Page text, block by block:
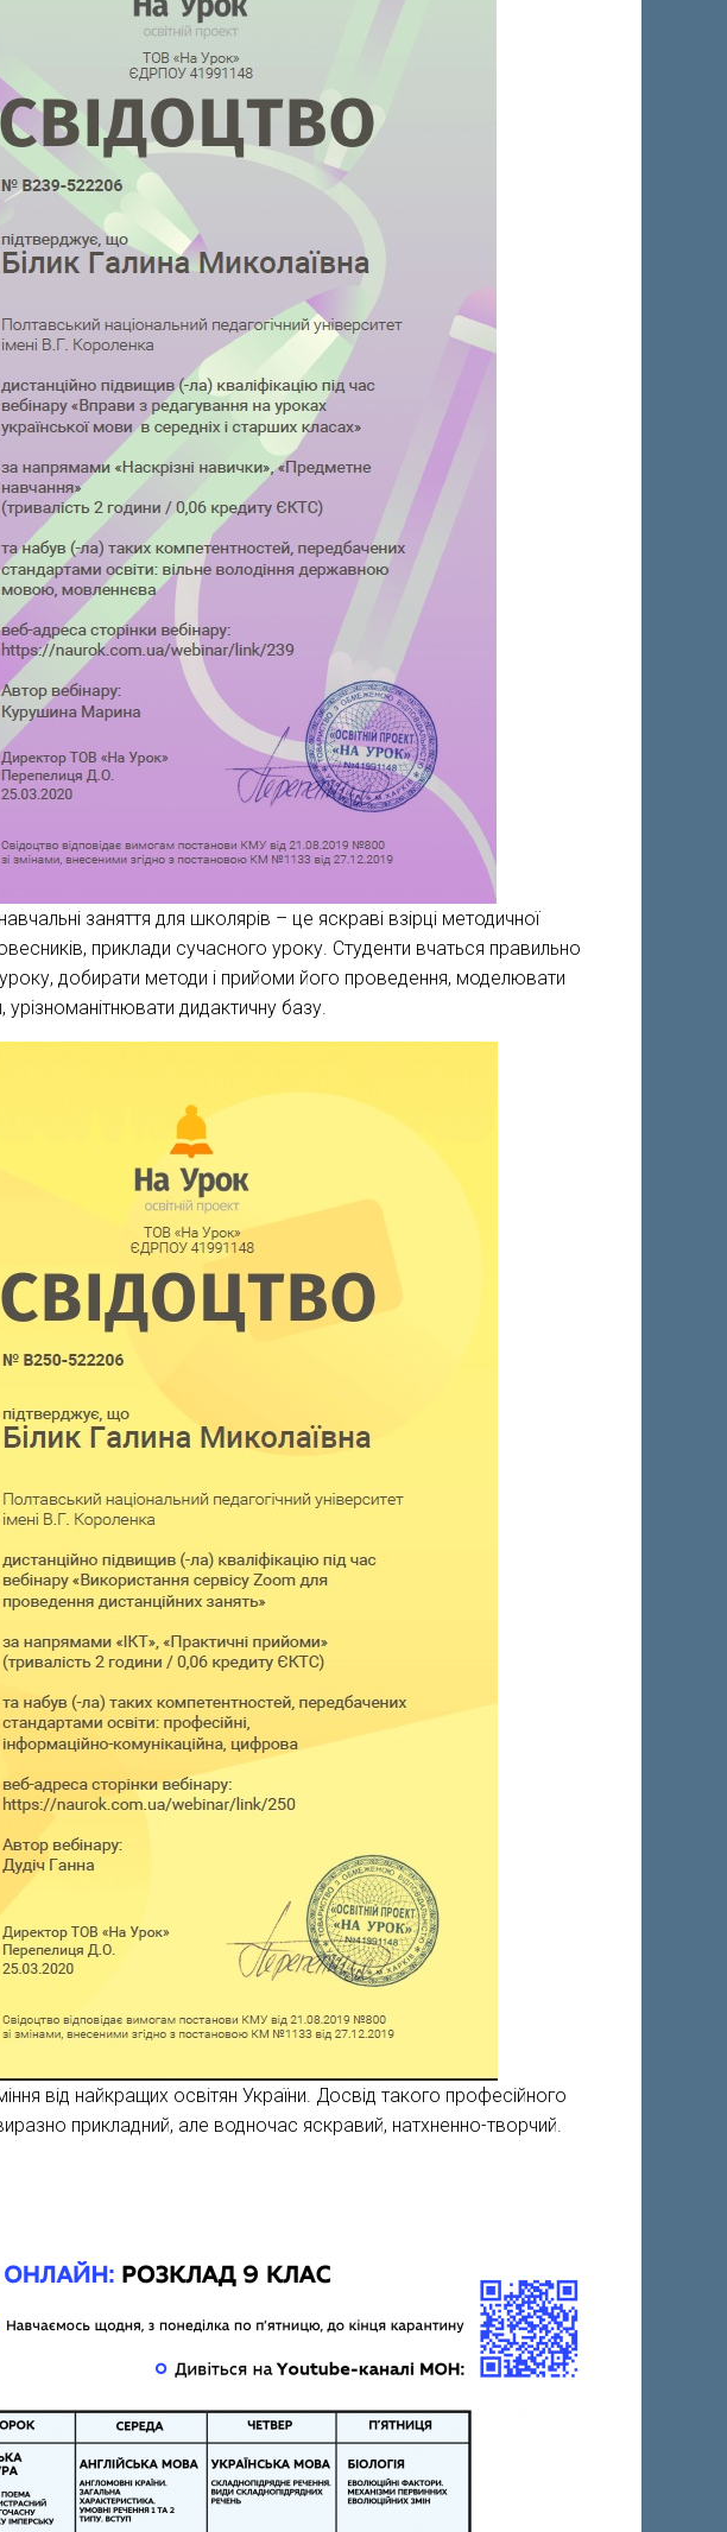
заняття для школярів – це яскраві взірці методичної
приклади сучасного уроку. Студенти вчаться правильно
добирати методи і прийоми його проведення, моделювати
дидактичну базу.
від найкращих освітян України. Досвід такого професійного
прикладний, але водночас яскравий, натхненно-творчий.